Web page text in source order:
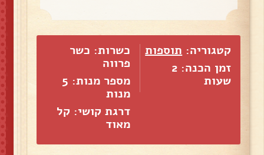
קטגוריה: תוספות
זמן הכנה: 2
שעות
כשרות: כשר
פרווה
מספר מנות: 5
מנות
דרגת קושי: קל
מאוד